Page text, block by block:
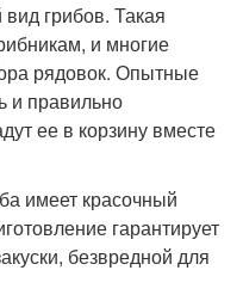
грибов. Такая
и многие
рядовок. Опытные
и правильно
ее в корзину вместе
имеет красочный
гарантирует
безвредной для